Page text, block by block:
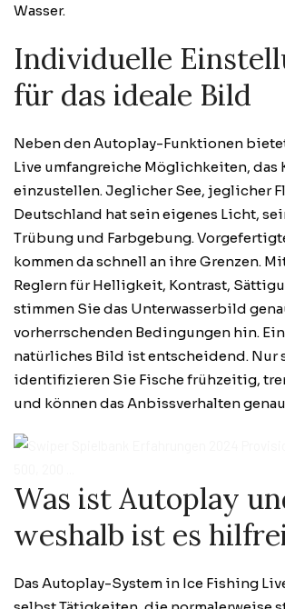
Wasser.
Individuelle
für das ideale Bild
Neben den Autoplay-Funktionen
Live umfangreiche Möglichkeiten, das
einzustellen. Jeglicher See, jeglicher
Deutschland hat sein eigenes Licht,
Trübung und Farbgebung.
kommen da schnell an ihre Grenzen.
Reglern für Helligkeit, Kontrast,
stimmen Sie das Unterwasserbild
vorherrschenden Bedingungen hin.
natürliches Bild ist entscheidend. Nur
identifizieren Sie Fische frühzeitig,
und können das Anbissverhalten
Was ist Autoplay
weshalb ist es
Das Autoplay-System in Ice Fishing